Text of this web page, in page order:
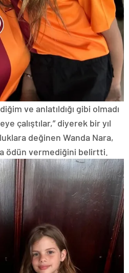
ve anlatıldığı gibi olmadı
çalıştılar,” diyerek bir yıl
değinen Wanda Nara,
ödün vermediğini belirtti.